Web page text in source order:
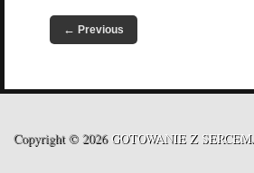
← Previous
Copyright © 2026 GOTOWANIE Z SERCEM.